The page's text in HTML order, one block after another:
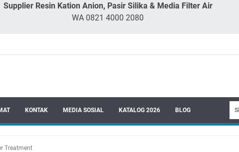
Supplier Resin Kation Anion, Pasir Silika & Media Filter Air
WA 0821 4000 2080
KONTAK MEDIA SOSIAL KATALOG 2026 BLOG
Treatment